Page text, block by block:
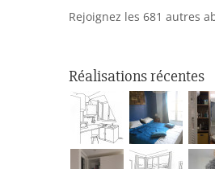
Rejoignez les 681 autres
Réalisations récentes